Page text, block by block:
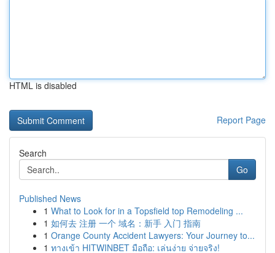
HTML is disabled
Report Page
Search
Go
Published News
1 What to Look for in a Topsfield top Remodeling ...
1 如何去 注册 一个 域名：新手 入门 指南
1 Orange County Accident Lawyers: Your Journey to...
1 ทางเข้า HITWINBET มือถือ: เล่นง่าย จ่ายจริง!